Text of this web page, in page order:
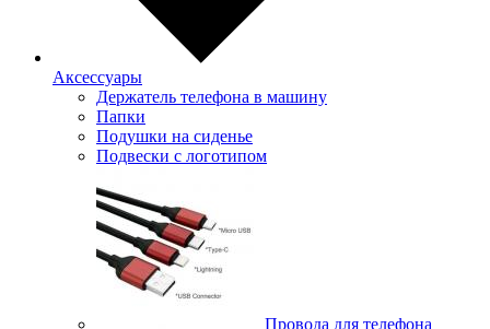
Аксессуары
Держатель телефона в машину
Папки
Подушки на сиденье
Подвески с логотипом
Провода для телефона